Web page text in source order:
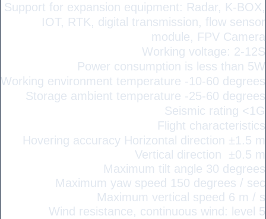
Support for expansion equipment: Radar, K-BOX,
IOT, RTK, digital transmission, flow sensor
module, FPV Camera
Working voltage: 2-12S
Power consumption is less than 5W
Working environment temperature -10-60 degrees
Storage ambient temperature -25-60 degrees
Seismic rating <1G
Flight characteristics
Hovering accuracy Horizontal direction ±1.5 m
Vertical direction ±0.5 m
Maximum tilt angle 30 degrees
Maximum yaw speed 150 degrees / sec
Maximum vertical speed 6 m / s
Wind resistance, continuous wind: level 5